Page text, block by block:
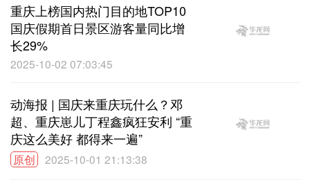
重庆上榜国内热门目的地TOP10
国庆假期首日景区游客量同比增
长29%
2025-10-02 07:03:45
动海报 | 国庆来重庆玩什么？邓
超、重庆崽儿丁程鑫疯狂安利 “重
庆这么美好 都得来一遍”
原创 2025-10-01 21:13:38